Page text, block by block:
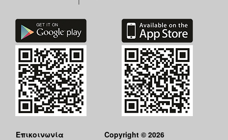
Επικοινωνία
Copyright © 2026